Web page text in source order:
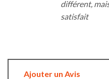
différent,
satisfait
Ajouter un Avis